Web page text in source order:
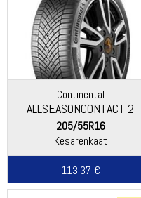
Continental
ALLSEASONCONTACT 2
205/55R16
Kesärenkaat
113.37 €